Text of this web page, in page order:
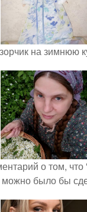
на зимнюю
о том,
можно было бы